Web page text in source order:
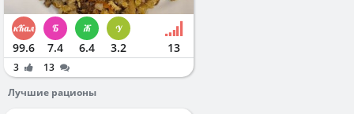
99.6 7.4 6.4 3.2 13
3
13
Лучшие рационы